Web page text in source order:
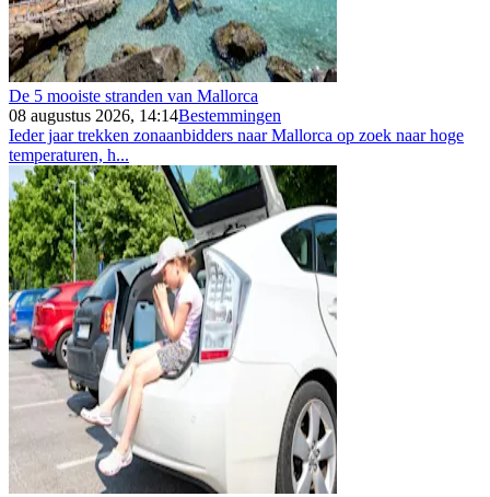
De 5 mooiste stranden van Mallorca
08 augustus 2026, 14:14Bestemmingen
Ieder jaar trekken zonaanbidders naar Mallorca op zoek naar hoge
temperaturen, h...